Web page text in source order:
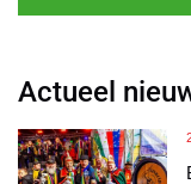
Actueel